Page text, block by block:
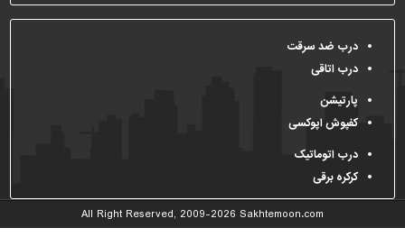
و
آلات
برقی،روشنایی،ایمنی
محوطه
سازی
و
نما
ساخت
درب ضد سرقت
درب اتاقی
پارتیشن
کفپوش اپوکسی
درب اتوماتیک
کرکره برقی
All Right Reserved, 2009-2026 Sakhtemoon.com